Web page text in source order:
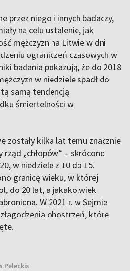
przez niego i innych badaczy,
na celu ustalenie, jak
mężczyzn na Litwie w dni
ograniczeń czasowych w
badania pokazują, że do 2018
w niedziele spadł do
samą tendencją
śmiertelności w
zostały kilka lat temu znacznie
„chłopów“ – skrócono
w niedziele z 10 do 15.
granicę wieku, w której
do 20 lat, a jakakolwiek
W 2021 r. w Sejmie
obostrzeń, które
Peleckis